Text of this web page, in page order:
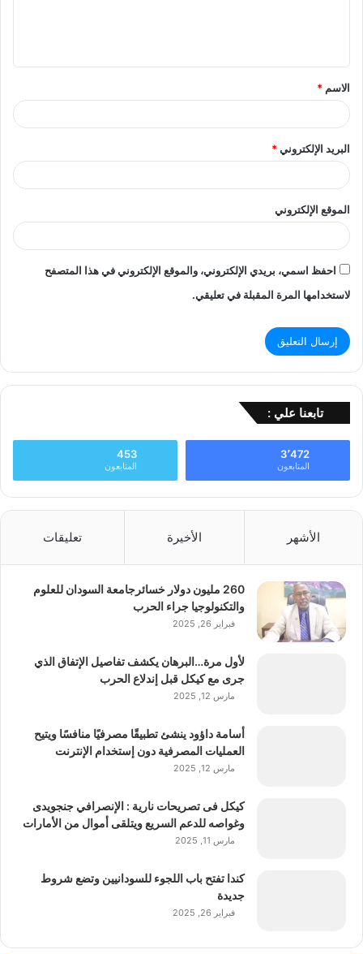
ق
*
الاسم *
البريد الإلكتروني*
الموقع الإلكتروني
احفظ اسمي، بريدي الإلكتروني، والموقع الإلكتروني في هذا المتصفح
لاستخدامها المرة المقبلة في تعليقي.
تابعنا علي :
3٬472
المتابعون
453
المتابعون
الأشهر الأخيرة تعليقات
260 مليون دولار خسائرجامعة السودان للعلوم
والتكنولوجيا جراء الحرب
فبراير 26, 2025
لأول مرة…البرهان يكشف تفاصيل الإتفاق الذي
جرى مع كيكل قبل إندلاع الحرب
مارس 12, 2025
أسامة داؤود ينشئ تطبيقًا مصرفيًا منافسًا ويتيح
العمليات المصرفية دون إستخدام الإنترنت
مارس 12, 2025
كيكل فى تصريحات نارية : الإنصرافي جنجويدى
وغواصه للدعم السريع ويتلقى أموال من الأمارات
مارس 11, 2025
كندا تفتح باب اللجوء للسودانيين وتضع شروط
جديدة
فبراير 26, 2025